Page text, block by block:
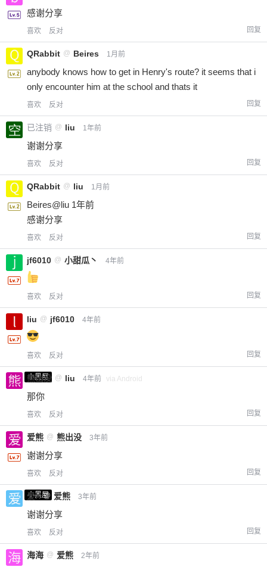
感谢分享
喜欢 反对 回复
QRabbit @ Beires 1月前
anybody knows how to get in Henry's route? it seems that i
only encounter him at the school and thats it
喜欢 反对 回复
已注销 @ liu 1年前
谢谢分享
喜欢 反对 回复
QRabbit @ liu 1月前
Beires@liu 1年前
感谢分享
喜欢 反对 回复
jf6010 @ 小甜瓜丶 4年前
喜欢 反对 回复
liu @ jf6010 4年前
喜欢 反对 回复
小黑屋
熊出没 @ liu 4年前 via Android
那你
喜欢 反对 回复
爱熊 @ 熊出没 3年前
谢谢分享
喜欢 反对 回复
小黑屋
爱X @ 爱熊 3年前
谢谢分享
喜欢 反对 回复
海海 @ 爱熊 2年前